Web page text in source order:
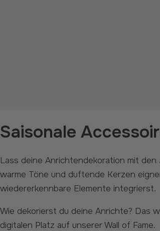
Saisonale
Lass deine Anrichtendekoration mit den Jahreszeiten wechseln. Im Frühling kannst du frische Blumen und klare Farben hinzufügen, während sich Herbst und Winter für
warme Töne und duftende Kerzen
wiedererkennbare Elemente integrierst.
Wie dekorierst du deine Anrichte? Das würden wir bei Modulari natürlich gerne wissen! Markiere @modulari_com auf deinem Instagram-Foto und vielleicht erhältst du einen
digitalen Platz auf unserer Wall of Fame.